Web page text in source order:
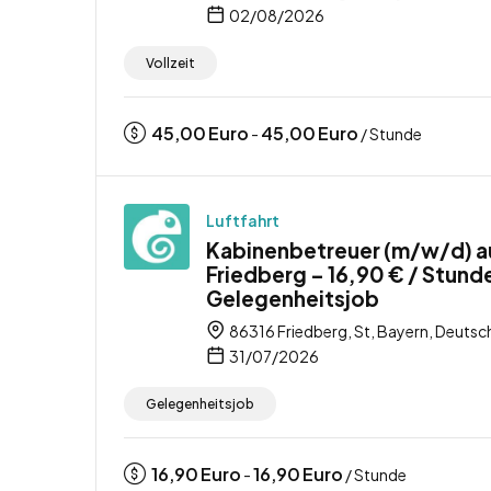
02/08/2026
Vollzeit
45,00Euro - 45,00Euro / Stunde
Luftfahrt
Kabinenbetreuer (m/w/d)
Friedberg – 16,90 € /
Gelegenheitsjob
86316 Friedberg, St, Bayern,
31/07/2026
Gelegenheitsjob
16,90Euro -16,90Euro / Stunde